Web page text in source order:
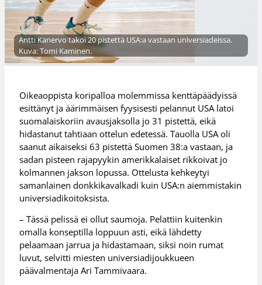
Antti Kanervo takoi 20 pistettä USA:a vastaan universiadeissa.
Kuva: Tomi Kaminen.
Oikeaoppista koripalloa molemmissa kenttäpäädyissä
esittänyt ja äärimmäisen fyysisesti pelannut USA latoi
suomalaiskoriin avausjaksolla jo 31 pistettä, eikä
hidastanut tahtiaan ottelun edetessä. Tauolla USA oli
saanut aikaiseksi 63 pistettä Suomen 38:a vastaan, ja
sadan pisteen rajapyykin amerikkalaiset rikkoivat jo
kolmannen jakson lopussa. Ottelusta kehkeytyi
samanlainen donkkikavalkadi kuin USA:n aiemmistakin
universiadikoitoksista.
– Tässä pelissä ei ollut saumoja. Pelattiin kuitenkin
omalla konseptilla loppuun asti, eikä lähdetty
pelaamaan jarrua ja hidastamaan, siksi noin rumat
luvut, selvitti miesten universiadijoukkueen
päävalmentaja Ari Tammivaara.